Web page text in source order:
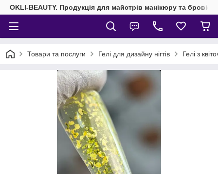
OKLI-BEAUTY. Продукція для майстрів манікюру та
Товари та послуги Гелі для дизайну нігтів Гелі з